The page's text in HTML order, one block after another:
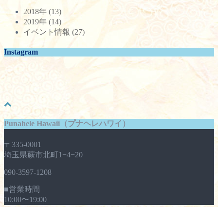
2018年 (13)
2019年 (14)
イベント情報 (27)
Instagram
Punahele Hawaii（プナヘレハワイ）
〒335-0001
埼玉県蕨市北町1−4−20
090-3597-1208
■営業時間
10:00〜19:00